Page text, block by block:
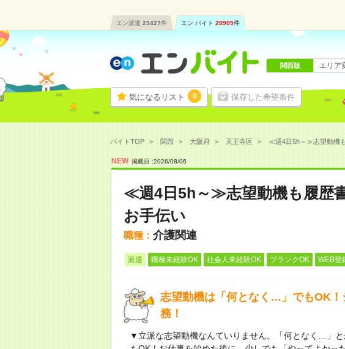
エン派遣 23427件 エン バイト 28905件
気になるリスト 0 保存した希望条件
関西版 エリア
バイトTOP 関西 大阪府 天王寺区 ≪週4日5h～≫志望動機
NEW 掲載日 :2026/08/06
≪週4日5h～≫志望動機も履歴
お手伝い
職種： 介護関連
派遣 職種未経験OK 社会人未経験OK ブランクOK WEB登
志望動機は「何となく…」でもOK！
務！
▼立派な志望動機なんていりません。「何となく…」